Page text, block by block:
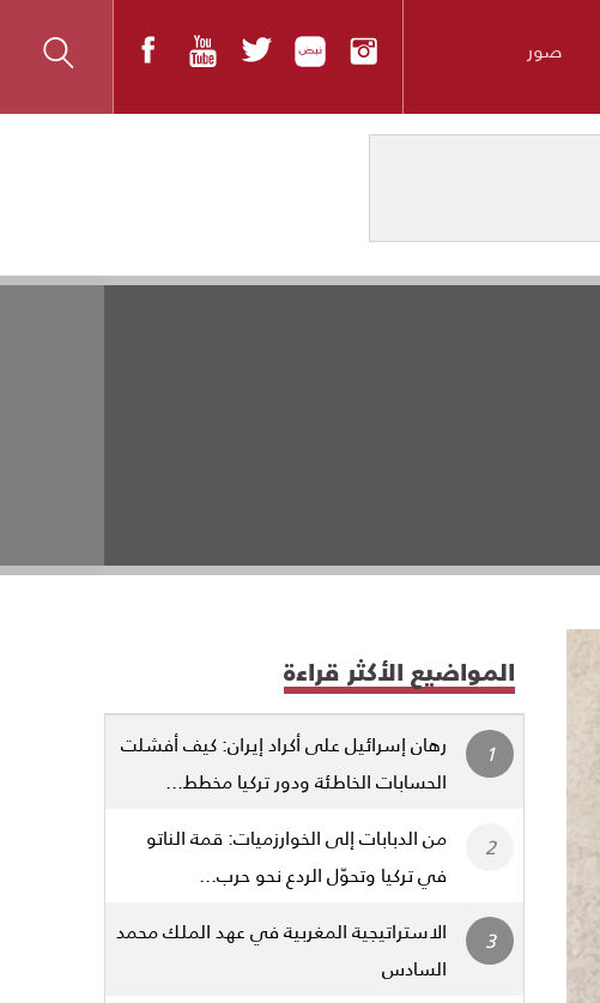
صور
المواضيع الأكثر قراءة
رهان إسرائيل على أكراد إيران: كيف أفشلت
الحسابات الخاطئة ودور تركيا مخطط...
من الدبابات إلى الخوارزميات: قمة الناتو
في تركيا وتحوّل الردع نحو حرب...
الاستراتيجية المغربية في عهد الملك محمد
السادس